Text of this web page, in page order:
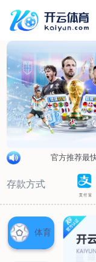
Menu
网站首页
关于我们
产品中心
荣誉资质
厂区设备
人才招聘
新闻中心
销售网点